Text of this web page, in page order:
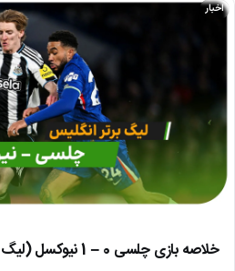
اخبار
خلاصه بازی چلسی 0 – 1 نیوکسل (لیگ برتر انگلیس)